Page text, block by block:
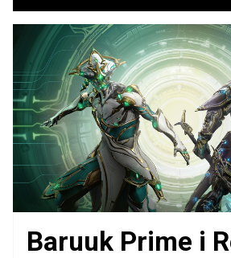
Baruuk Prime i